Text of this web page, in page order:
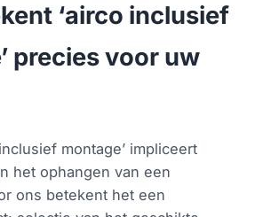
‘airco inclusief
precies voor uw
montage’ impliceert
het ophangen van een
ons betekent het een